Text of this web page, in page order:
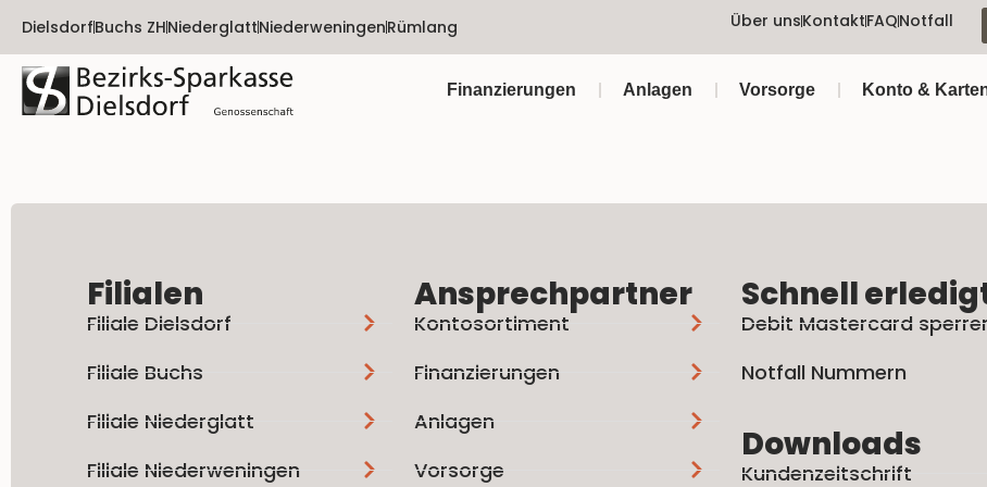
DielsdorfBuchs ZHNiederglattNiederweningenRümlang Über unsKontaktFAQNotfall
Finanzierungen Anlagen Vorsorge Konto &
Filialen
Filiale Dielsdorf
Filiale Buchs
Filiale Niederglatt
Filiale Niederweningen
Ansprechpartner
Kontosortiment
Finanzierungen
Anlagen
Vorsorge
Schnell
Debit Mastercard
Notfall Nummern
Downloads
Kundenzeitschrift